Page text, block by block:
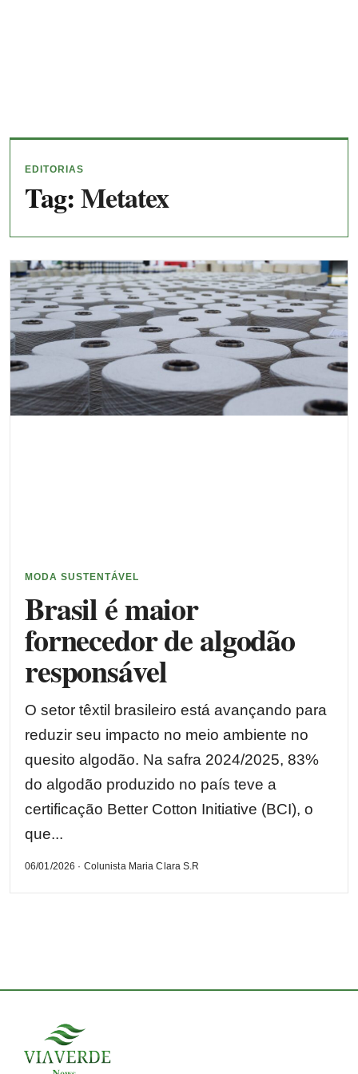
EDITORIAS
Tag:Metatex
MODA SUSTENTÁVEL
Brasil é maior
fornecedor de algodão
responsável
O setor têxtil brasileiro está avançando para
reduzir seu impacto no meio ambiente no
quesito algodão. Na safra 2024/2025, 83%
do algodão produzido no país teve a
certificação Better Cotton Initiative (BCI), o
que...
06/01/2026 · Colunista Maria Clara S.R